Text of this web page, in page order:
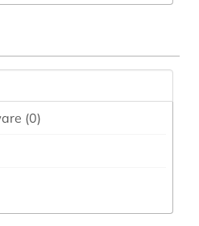
church missionary society <london> (1)
Anwendungssoftware (0)